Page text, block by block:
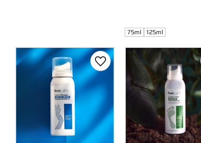
75ml 125ml
Gem som favorit